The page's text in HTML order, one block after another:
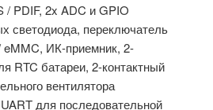
/ PDIF, 2x ADC и GPIO
светодиода, переключатель
eMMC, ИК-приемник, 2-
RTC батареи, 2-контактный
вентилятора
для последовательной